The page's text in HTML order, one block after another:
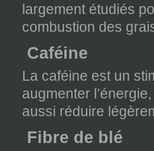
largement étudiés
combustion des
Caféine
La caféine est un
augmenter
aussi réduire
Fibre de blé